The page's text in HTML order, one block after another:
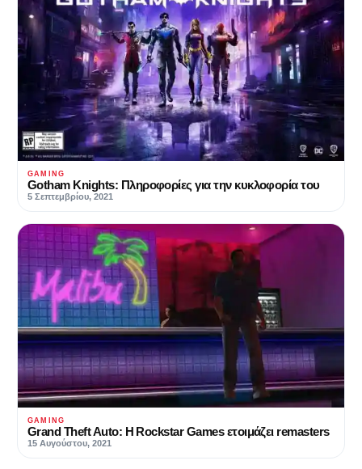
GAMING
Gotham Knights: Πληροφορίες για την κυκλοφορία του
5 Σεπτεμβρίου, 2021
GAMING
Grand Theft Auto: Η Rockstar Games ετοιμάζει remasters
15 Αυγούστου, 2021